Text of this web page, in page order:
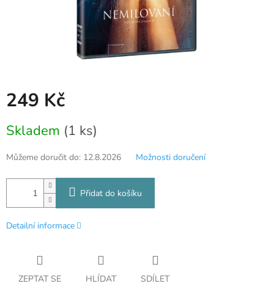
249 Kč
cena:
Skladem (1 ks)
Můžeme doručit do: 12.8.2026 Možnosti doručení
Přidat do košíku
Detailní informace
ZEPTAT SE HLÍDAT SDÍLET